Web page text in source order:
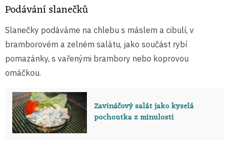
Podávání slanečků
Slanečky podáváme na chlebu s máslem a cibulí, v
bramborovém a zelném salátu, jako součást rybí
pomazánky, s vařenými brambory nebo koprovou
omáčkou.
Zavináčový salát jako kyselá
pochoutka z minulosti